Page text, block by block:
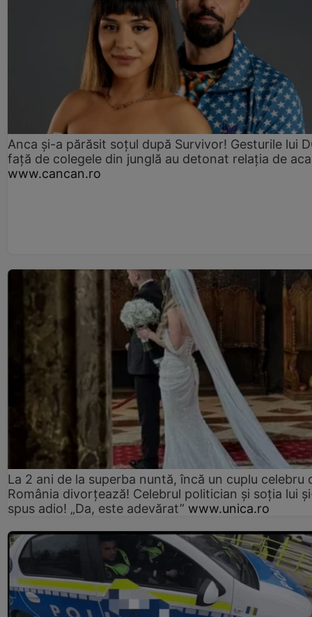
Anca și-a părăsit soțul după Survivor! Gesturile lui
față de colegele din junglă au detonat relația de
www.cancan.ro
La 2 ani de la superba nuntă, încă un cuplu celebru
România divorțează! Celebrul politician și soția lui
spus adio! „Da, este adevărat” www.unica.ro